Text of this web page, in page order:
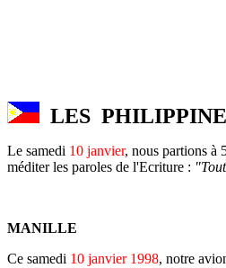
LES
Le samedi 10 janvier, nous partions à
méditer les paroles de l'Ecriture :
MANILLE
Ce samedi 10 janvier 1998, notre